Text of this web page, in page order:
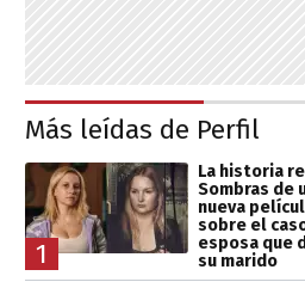
Más leídas de Perfil
1
La historia
Sombras de
nueva
sobre el
esposa que
su marido